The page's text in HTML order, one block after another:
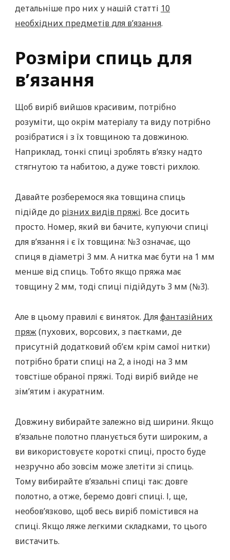
детальніше про них у нашій статті 10
необхідних предметів для в’язання.
Розміри спиць для
в’язання
Щоб виріб вийшов красивим, потрібно
розуміти, що окрім матеріалу та виду потрібно
розібратися і з їх товщиною та довжиною.
Наприклад, тонкі спиці зроблять в’язку надто
стягнутою та набитою, а дуже товсті рихлою.
Давайте розберемося яка товщина спиць
підійде до різних видів пряжі. Все досить
просто. Номер, який ви бачите, купуючи спиці
для в’язання і є їх товщина: №3 означає, що
спиця в діаметрі 3 мм. А нитка має бути на 1 мм
менше від спиць. Тобто якщо пряжа має
товщину 2 мм, тоді спиці підійдуть 3 мм (№3).
Але в цьому правилі є виняток. Дляфантазійних
пряж(пухових, ворсових, з паєтками, де
присутній додатковий об’єм крім самої нитки)
потрібно брати спиці на 2, а іноді на 3 мм
товстіше обраної пряжі. Тоді виріб вийде не
зім’ятим і акуратним.
Довжину вибирайте залежно від ширини. Якщо
в’язальне полотно планується бути широким, а
ви використовуєте короткі спиці, просто буде
незручно або зовсім може злетіти зі спиць.
Тому вибирайте в’язальні спиці так: довге
полотно, а отже, беремо довгі спиці. І, ще,
необов’язково, щоб весь виріб помістився на
спиці. Якщо ляже легкими складками, то цього
вистачить.